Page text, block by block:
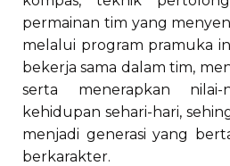
permainan tim yang
melalui program pramuka
bekerja sama dalam tim,
serta menerapkan
kehidupan sehari-hari,
menjadi generasi yang
berkarakter.